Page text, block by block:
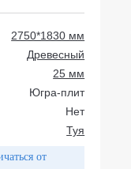
2750*1830 мм
Древесный
25 мм
Югра-плит
Нет
Туя
от